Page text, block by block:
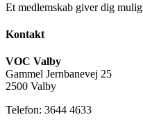
Et medlemskab giver dig
Kontakt
VOC Valby
Gammel Jernbanevej 25
2500 Valby
Telefon: 3644 4633